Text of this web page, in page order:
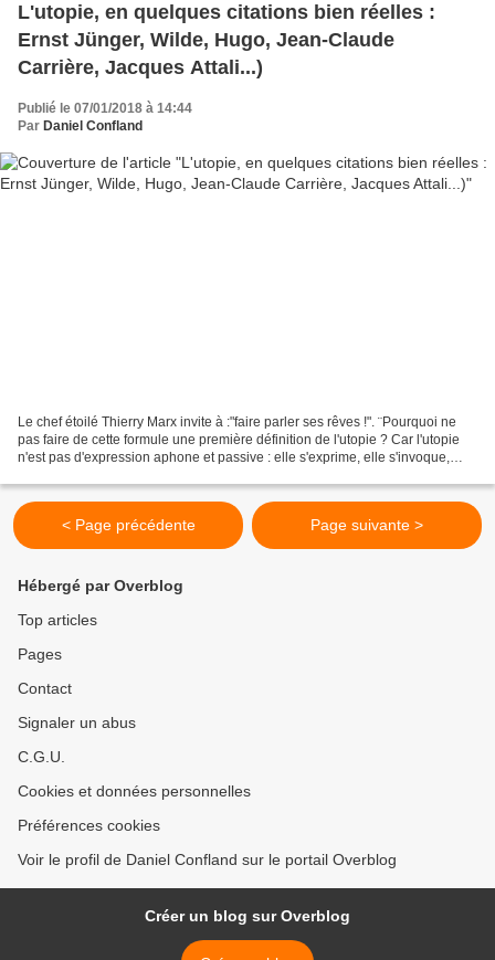
L'utopie, en quelques citations bien réelles :
Ernst Jünger, Wilde, Hugo, Jean-Claude
Carrière, Jacques Attali...)
Publié le 07/01/2018 à 14:44
Par Daniel Confland
Le chef étoilé Thierry Marx invite à :"faire parler ses rêves !". ¨Pourquoi ne
pas faire de cette formule une première définition de l'utopie ? Car l'utopie
n'est pas d'expression aphone et passive : elle s'exprime, elle s'invoque,
< Page précédente Page suivante >
Hébergé par Overblog
Top articles
Pages
Contact
Signaler un abus
C.G.U.
Cookies et données personnelles
Préférences cookies
Voir le profil de Daniel Confland sur le portail Overblog
Créer un blog sur Overblog